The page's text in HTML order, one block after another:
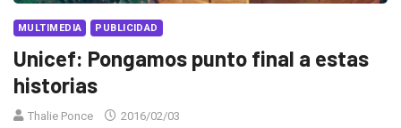
MULTIMEDIA PUBLICIDAD
Unicef: Pongamos punto final a estas
historias
Thalie Ponce 2016/02/03